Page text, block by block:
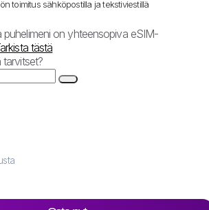
toimitus sähköpostilla ja tekstiviestillä
puhelimeni on yhteensopiva eSIM-
tästä
tarvitset?